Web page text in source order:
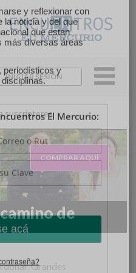
INICIAR SESIÓN
suscriptores
COMPRAR AQUÍ
de
Grandes
límites.
×
la noticia y del que
que están
diversas áreas
periodísticos y
El Mercurio: